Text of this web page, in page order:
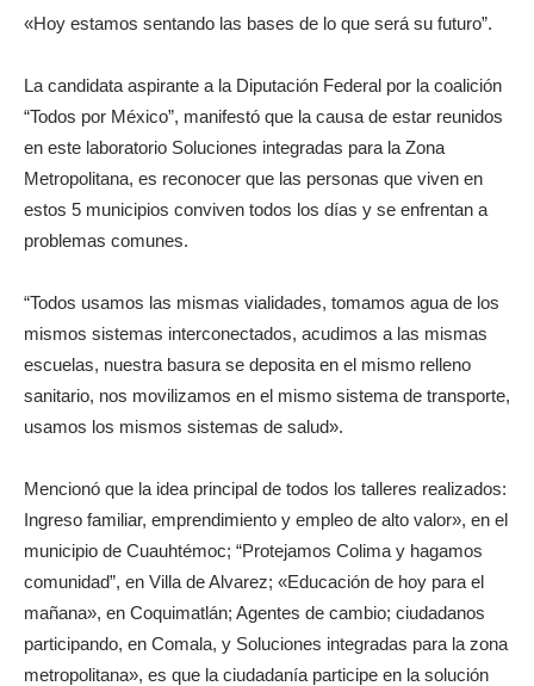
«Hoy estamos sentando las bases de lo que será su futuro”.
La candidata aspirante a la Diputación Federal por la coalición
“Todos por México”, manifestó que la causa de estar reunidos
en este laboratorio Soluciones integradas para la Zona
Metropolitana, es reconocer que las personas que viven en
estos 5 municipios conviven todos los días y se enfrentan a
problemas comunes.
“Todos usamos las mismas vialidades, tomamos agua de los
mismos sistemas interconectados, acudimos a las mismas
escuelas, nuestra basura se deposita en el mismo relleno
sanitario, nos movilizamos en el mismo sistema de transporte,
usamos los mismos sistemas de salud».
Mencionó que la idea principal de todos los talleres realizados:
Ingreso familiar, emprendimiento y empleo de alto valor», en el
municipio de Cuauhtémoc; “Protejamos Colima y hagamos
comunidad”, en Villa de Alvarez; «Educación de hoy para el
mañana», en Coquimatlán; Agentes de cambio; ciudadanos
participando, en Comala, y Soluciones integradas para la zona
metropolitana», es que la ciudadanía participe en la solución